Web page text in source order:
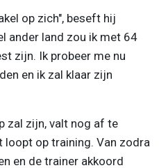
op zich", beseft hij
ander land zou ik met 64
zijn. Ik probeer me nu
en ik zal klaar zijn
zal zijn, valt nog af te
loopt op training. Van zodra
en de trainer akkoord